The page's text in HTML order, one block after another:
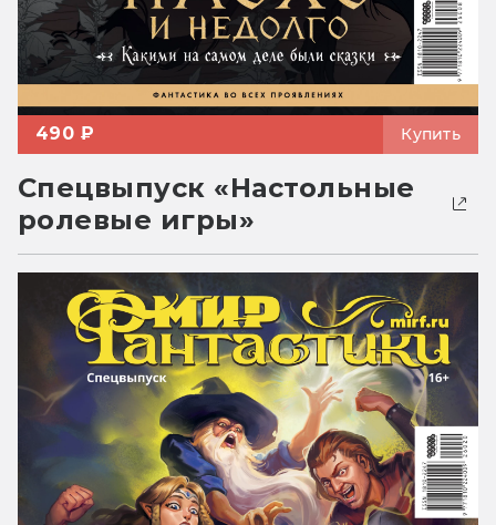
490 ₽ Купить
Спецвыпуск «Настольные
ролевые игры»